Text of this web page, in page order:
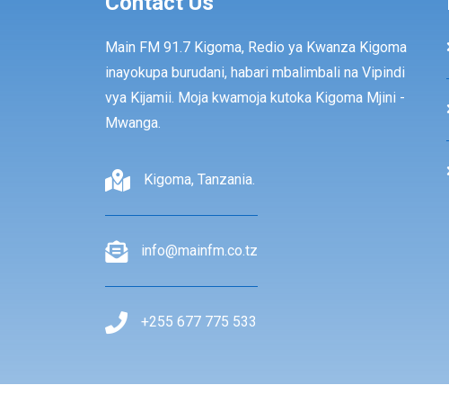
Main FM 91.7 Kigoma, Redio ya Kwanza Kigoma
inayokupa burudani, habari mbalimbali na Vipindi
vya Kijamii. Moja kwamoja kutoka Kigoma Mjini -
Mwanga.
Kigoma, Tanzania.
info@mainfm.co.tz
+255 677 775 533